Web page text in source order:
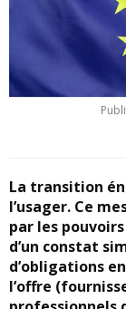
La transition
l’usager. Ce
par les
d’un constat
d’obligations
l’offre